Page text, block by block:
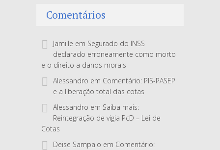
Comentários
Jamille em Segurado do INSS
declarado erroneamente como morto
e o direito a danos morais
Alessandro em Comentário: PIS-PASEP
e a liberação total das cotas
Alessandro em Saiba mais:
Reintegração de vigia PcD – Lei de
Cotas
Deise Sampaio em Comentário: